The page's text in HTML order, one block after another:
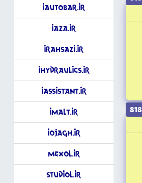
iAutobar.ir
iAza.ir
iRahsazi.ir
iHydraulics.ir
iAssistant.ir
iMalt.ir
iOjagh.ir
Mexol.ir
StudiOl.ir